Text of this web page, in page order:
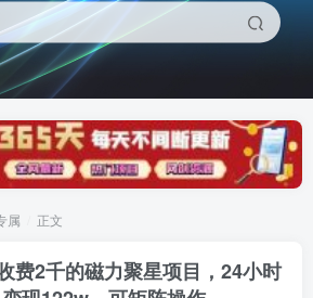
属 正文
费2千的磁力聚星项目，24小时